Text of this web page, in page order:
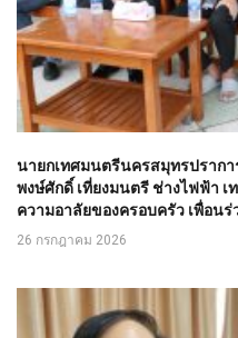
นายกเทศมนตรีนครสมุทรปราก
พงษ์ศักดิ์ เที่ยงมนตรี ช่างไฟฟ้า
ความอาลัยของครอบครัว เพื่อน
26 กรกฎาคม 2026